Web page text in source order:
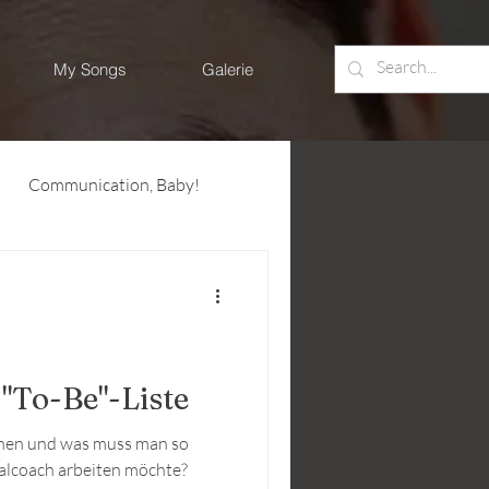
My Songs Galerie
Communication, Baby!
Be"-Liste
und was muss man so
arbeiten möchte?